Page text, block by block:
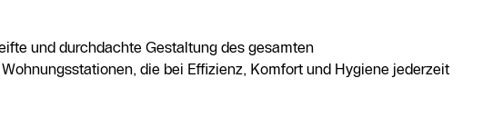
und durchdachte Gestaltung des gesamten
die bei Effizienz, Komfort und Hygiene jederzeit